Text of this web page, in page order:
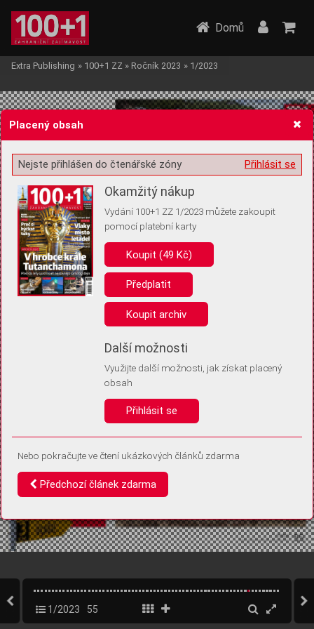
Žádost o souhlas s ukládáním volitelných informací
Pro základní fungování webu nepotřebujeme ukládat žádné informace
(tzv. cookies apod.). Rádi bychom vás ale požádali o souhlas s
uložením volitelných informací:
Anonymní unikátní ID
Díky němu příště poznáme, že se jedná o stejné zařízení, a
Identifikátor je zcela anonymní.
Vaše souhlasy a odmítnutí si ukládáme do vašeho zařízení, abychom se
vás už příště znovu neptali. Můžete je kdykoli později upravit ve Správě
Domů
Extra Publishing » 100+1 ZZ » Ročník 2023 » 1/2023
1/2023 55
Placený obsah
Přihlásit se
Nejste přihlášen do čtenářské zóny
Okamžitý nákup
Vydání 100+1 ZZ 1/2023 můžete zakoupit
pomocí platební karty
Koupit (49 Kč)
Předplatit
Koupit archiv
Další možnosti
Využijte další možnosti, jak získat placený
obsah
Přihlásit se
Nebo pokračujte ve čtení ukázkových článků zdarma
Předchozí článek zdarma